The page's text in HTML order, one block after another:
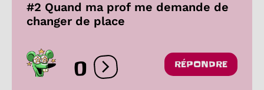
#2 Quand ma prof me demande de
changer de place
0 Ouvrir les réactions
RÉPONDRE